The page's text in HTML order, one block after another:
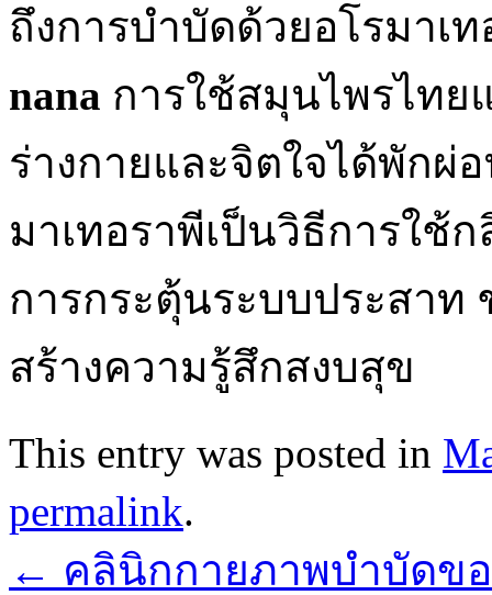
ถึงการบำบัดด้วยอโรมาเ
nana การใช้สมุนไพรไทย
ร่างกายและจิตใจได้พักผ่
มาเทอราพีเป็นวิธีการใช้
การกระตุ้นระบบประสาท
สร้างความรู้สึกสงบสุข
This entry was posted in
permalink.
← คลินิกกายภาพบำบัดข